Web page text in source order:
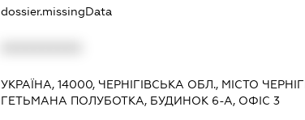
dossier.missingData
УКРАЇНА, 14000, ЧЕРНІГІВСЬКА ОБЛ., МІСТО
ГЕТЬМАНА ПОЛУБОТКА, БУДИНОК 6-А, ОФІС 3